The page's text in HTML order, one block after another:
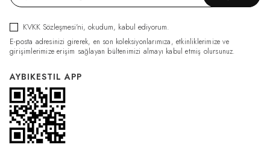
KVKK Sözleşmesi'ni, okudum, kabul ediyorum.
E-posta adresinizi girerek, en son koleksiyonlarımıza, etkinliklerimize ve
girişimlerimize erişim sağlayan bültenimizi almayı kabul etmiş olursunuz.
AYBIKESTIL APP